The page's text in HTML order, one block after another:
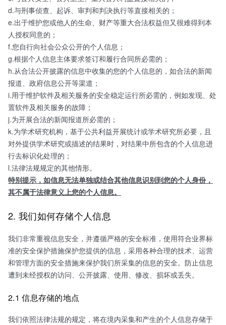
d.与刑事侦查、起诉、审判和判决执行等直接相关的；
e.出于维护您或他人的生命、财产等重大合法权益但又很难得到本
人授权同意的；
f.您自行向社会公众公开的个人信息；
g.根据个人信息主体要求签订和履行合同所必需的；
h.从合法公开披露的信息中收集的您的个人信息的，如合法的新闻
报道、政府信息公开等渠道；
i.用于维护软件及相关服务的安全稳定运行所必需的，例如发现、处
置软件及相关服务的故障；
j.为开展合法的新闻报道所必需的；
k.为学术研究机构，基于公共利益开展统计或学术研究所必要，且
对外提供学术研究或描述的结果时，对结果中所包含的个人信息进
行去标识化处理的；
l.法律法规规定的其他情形。
特别提示，如信息无法单独或结合其他信息识别到您的个人身份，
其不属于法律意义上您的个人信息。
2. 我们如何存储个人信息
我们非常重视信息安全，并遵循严格的安全标准，使用符合业界标
准的安全保护措施保护您提供的信息，采用各种合理的技术、运营
和管理方面的安全措施来保护我们所采集的信息的安全。防止信息
遭到未经授权的访问、公开披露、使用、修改、损坏或丢失。
2.1 信息存储的地点
我们依照法律法规的规定，将在境内采集和产生的个人信息存储于